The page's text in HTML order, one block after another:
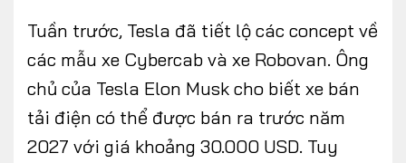
Tuần trước, Tesla đã tiết lộ các concept về
các mẫu xe Cybercab và xe Robovan. Ông
chủ của Tesla Elon Musk cho biết xe bán
tải điện có thể được bán ra trước năm
2027 với giá khoảng 30.000 USD. Tuy